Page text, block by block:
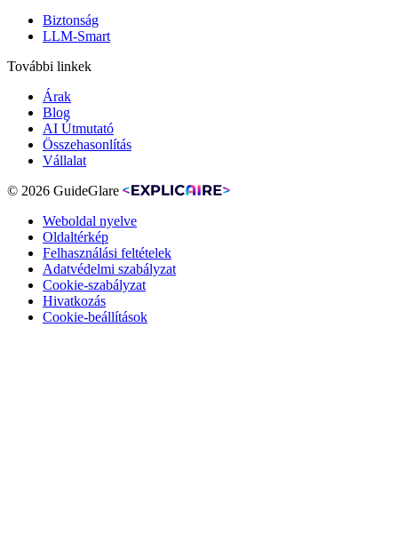
Biztonság
LLM-Smart
További linkek
Árak
Blog
AI Útmutató
Összehasonlítás
Vállalat
© 2026 GuideGlare
Weboldal nyelve
Oldaltérkép
Felhasználási feltételek
Adatvédelmi szabályzat
Cookie-szabályzat
Hivatkozás
Cookie-beállítások